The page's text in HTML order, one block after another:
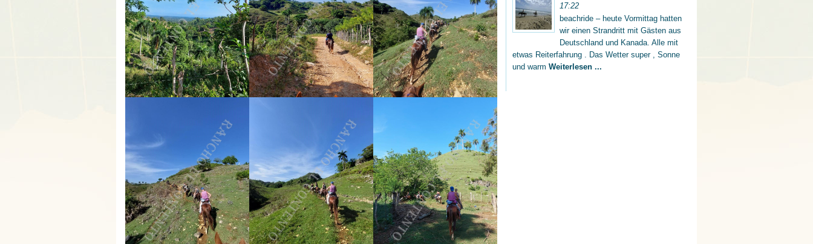
17:22
beachride – heute Vormittag hatten
wir einen Strandritt mit Gästen aus
Deutschland und Kanada. Alle mit
etwas Reiterfahrung . Das Wetter super , Sonne
und warm Weiterlesen ...